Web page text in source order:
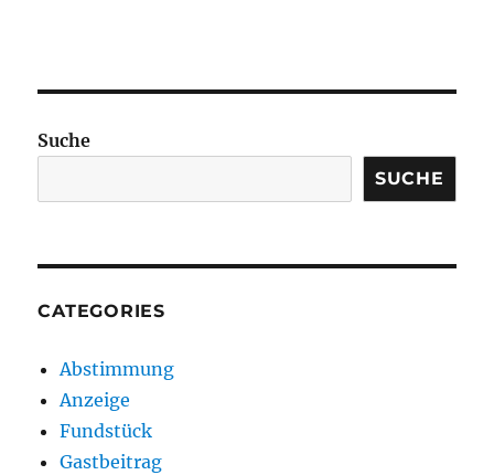
Suche
SUCHE
CATEGORIES
Abstimmung
Anzeige
Fundstück
Gastbeitrag